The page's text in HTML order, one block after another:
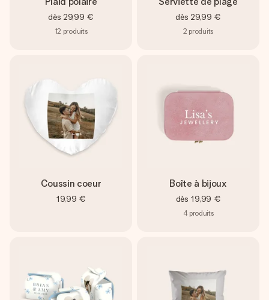
dès 29,99 €
12 produits
dès 29,99 €
2 produits
Coussin coeur
19,99 €
Boîte à bijoux
dès 19,99 €
4 produits